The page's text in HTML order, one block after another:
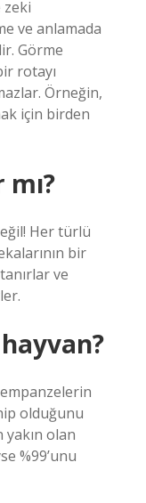
zeki
ve anlamada
Görme
rotayı
Örneğin,
için birden
Her türlü
bir
ve
olduğunu
olan
%99’unu